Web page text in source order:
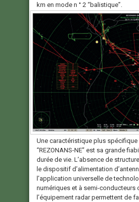
km en mode n ° 2 “balistique”.
Une caractéristique plus spécifique
“REZONANS-NE” est sa grande
durée de vie. L’absence de
le dispositif d’alimentation
l’application universelle de
numériques et à semi-conducteurs
l’équipement radar permettent de